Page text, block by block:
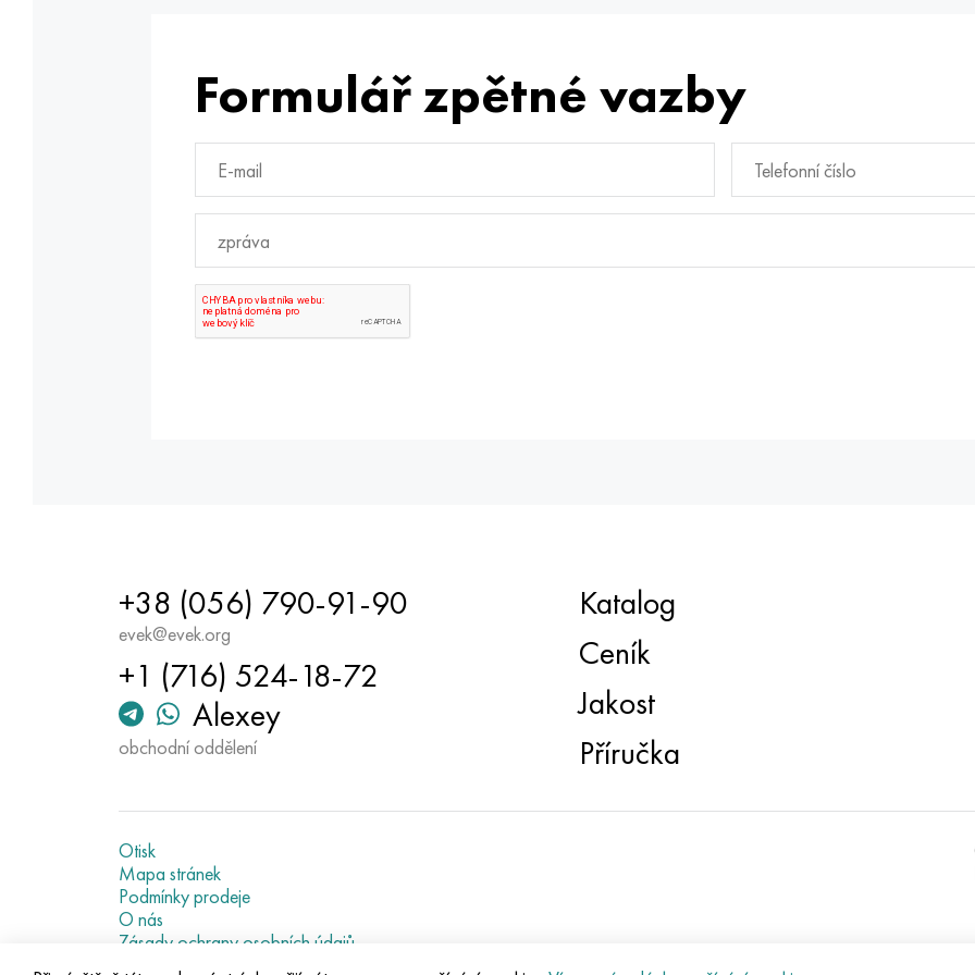
Formulář zpětné vazby
+38 (056) 790-91-90
evek@evek.org
+1 (716) 524-18-72
Alexey
obchodní oddělení
Katalog
Ceník
Jakost
Příručka
Otisk
Mapa stránek
Podmínky prodeje
O nás
Zásady ochrany osobních údajů
Current metal prices